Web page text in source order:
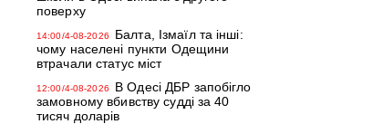
поверху
14:00/4-08-2026
Балта, Ізмаїл та інші:
чому населені пункти Одещини
втрачали статус міст
12:00/4-08-2026
В Одесі ДБР запобігло
замовному вбивству судді за 40
тисяч доларів